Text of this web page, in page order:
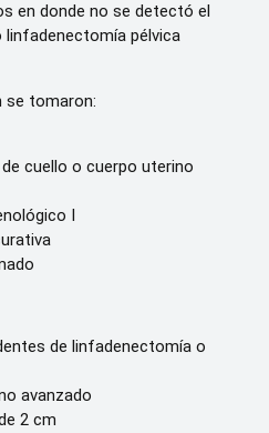
en donde no se detectó el
linfadenectomía pélvica
se tomaron:
cuello o cuerpo uterino
I
de linfadenectomía o
avanzado
2 cm